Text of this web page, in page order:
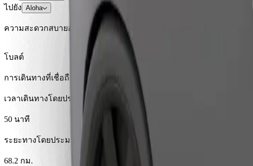
ไปยัง Aloha
ความสะดวกสบายอยู่แค่ปลายนิ้วสัมผัส!
โบลต์
การเดินทางที่เชื่อถือได้ กับรถขนาดกลางสำหรับทุกวัน
เวลาเดินทางโดยประมาณ
50 นาที
ระยะทางโดยประมาณ
68.2 กม.